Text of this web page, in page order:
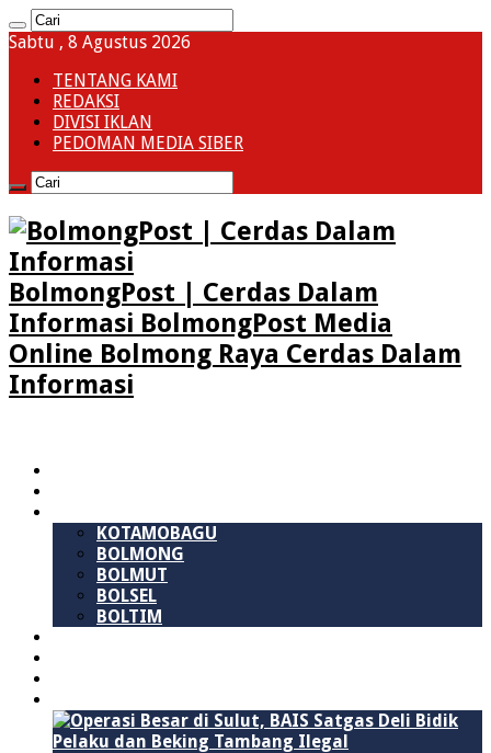
Sabtu , 8 Agustus 2026
TENTANG KAMI
REDAKSI
DIVISI IKLAN
PEDOMAN MEDIA SIBER
BolmongPost | Cerdas Dalam
Informasi BolmongPost Media
Online Bolmong Raya Cerdas Dalam
Informasi
KOTAMOBAGU
BOLMONG
BOLMUT
BOLSEL
BOLTIM